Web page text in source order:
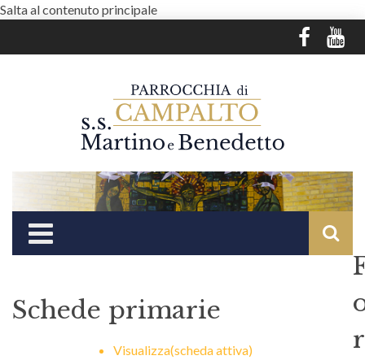
Salta al contenuto principale
r
Schede primarie
Visualizza(scheda attiva)